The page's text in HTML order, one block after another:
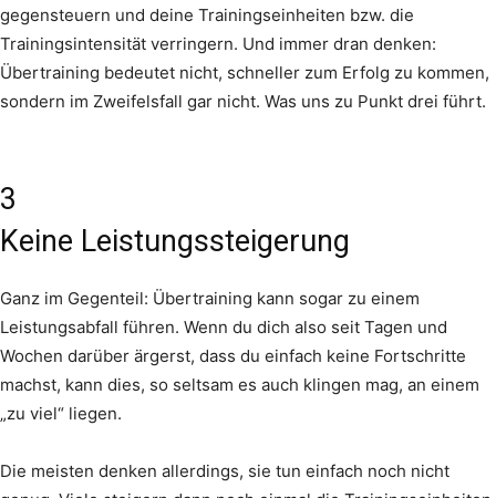
gegensteuern und deine Trainingseinheiten bzw. die
Trainingsintensität verringern. Und immer dran denken:
Übertraining bedeutet nicht, schneller zum Erfolg zu kommen,
sondern im Zweifelsfall gar nicht. Was uns zu Punkt drei führt.
3
Keine Leistungssteigerung
Ganz im Gegenteil: Übertraining kann sogar zu einem
Leistungsabfall führen. Wenn du dich also seit Tagen und
Wochen darüber ärgerst, dass du einfach keine Fortschritte
machst, kann dies, so seltsam es auch klingen mag, an einem
„zu viel“ liegen.
Die meisten denken allerdings, sie tun einfach noch nicht